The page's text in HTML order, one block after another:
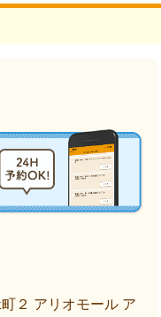
２ アリオモール ア